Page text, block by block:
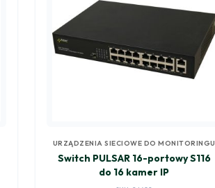
URZĄDZENIA SIECIOWE DO MONITORINGU
Switch PULSAR 16-portowy S116
do 16 kamer IP